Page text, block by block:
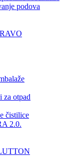
podova
za otpad
čistilice
2.0.